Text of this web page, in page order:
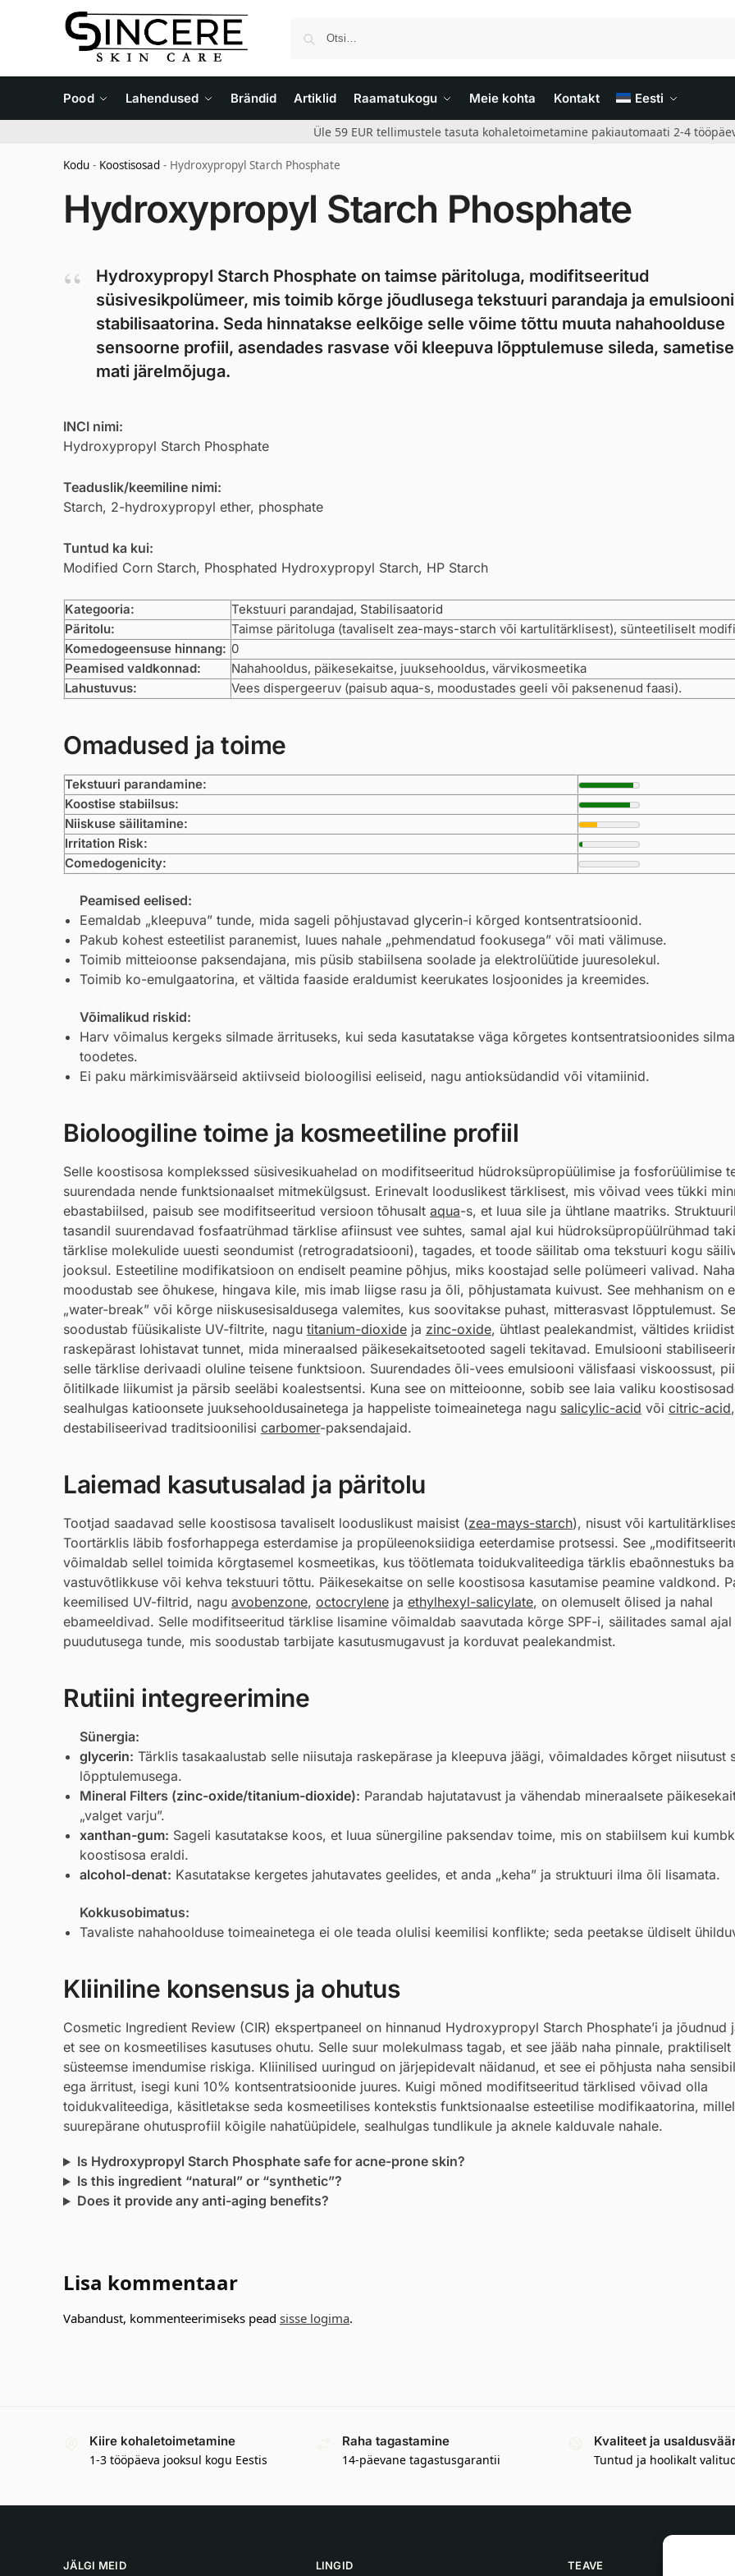
Pood Lahendused Brändid Artiklid Raamatukogu Meie kohta Kontakt Eesti
Üle 59 EUR tellimustele tasuta kohaletoimetamine pakiautomaati 2-4
Kodu - Koostisosad - Hydroxypropyl Starch Phosphate
Hydroxypropyl Starch Phosphate
Hydroxypropyl Starch Phosphate on taimse päritoluga, modifitseeritud
süsivesikpolümeer, mis toimib kõrge jõudlusega tekstuuri parandaja ja emulsiooni
stabilisaatorina. Seda hinnatakse eelkõige selle võime tõttu muuta nahahoolduse
sensoorne profiil, asendades rasvase või kleepuva lõpptulemuse sileda,
mati järelmõjuga.
INCI nimi:
Hydroxypropyl Starch Phosphate
Teaduslik/keemiline nimi:
Starch, 2-hydroxypropyl ether, phosphate
Tuntud ka kui:
Modified Corn Starch, Phosphated Hydroxypropyl Starch, HP Starch
Kategooria: Tekstuuri parandajad, Stabilisaatorid
Päritolu:
Taimse päritoluga (tavaliselt zea-mays-starch või kartulitärklisest), sünteetiliselt
Komedogeensuse hinnang: 0
Peamised valdkonnad:
Nahahooldus, päikesekaitse, juuksehooldus, värvikosmeetika
Lahustuvus:
Vees dispergeeruv (paisub aqua-s, moodustades geeli või paksenenud faasi).
Omadused ja toime
Tekstuuri parandamine:
Koostise stabiilsus:
Niiskuse säilitamine:
Irritation Risk:
Comedogenicity:
Peamised eelised:
Eemaldab „kleepuva” tunde, mida sageli põhjustavad glycerin-i kõrged kontsentratsioonid.
Pakub kohest esteetilist paranemist, luues nahale „pehmendatud fookusega” või mati välimuse.
Toimib mitteioonse paksendajana, mis püsib stabiilsena soolade ja elektrolüütide juuresolekul.
Toimib ko-emulgaatorina, et vältida faaside eraldumist keerukates losjoonides ja kreemides.
Võimalikud riskid:
Harv võimalus kergeks silmade ärrituseks, kui seda kasutatakse väga kõrgetes kontsentratsioonides
toodetes.
Ei paku märkimisväärseid aktiivseid bioloogilisi eeliseid, nagu antioksüdandid või vitamiinid.
Bioloogiline toime ja kosmeetiline profiil
Selle koostisosa komplekssed süsivesikuahelad on modifitseeritud hüdroksüpropüülimise ja fosforüülimise
suurendada nende funktsionaalset mitmekülgsust. Erinevalt looduslikest tärklisest, mis võivad vees tükki
ebastabiilsed, paisub see modifitseeritud versioon tõhusalt aqua-s, et luua sile ja ühtlane maatriks.
tasandil suurendavad fosfaatrühmad tärklise afiinsust vee suhtes, samal ajal kui hüdroksüpropüülrühmad
tärklise molekulide uuesti seondumist (retrogradatsiooni), tagades, et toode säilitab oma tekstuuri kogu
jooksul. Esteetiline modifikatsioon on endiselt peamine põhjus, miks koostajad selle polümeeri valivad.
moodustab see õhukese, hingava kile, mis imab liigse rasu ja õli, põhjustamata kuivust. See mehhanism on
„water-break” või kõrge niiskusesisaldusega valemites, kus soovitakse puhast, mitterasvast lõpptulemust.
soodustab füüsikaliste UV-filtrite, nagu titanium-dioxide ja zinc-oxide, ühtlast pealekandmist, vältides
raskepärast lohistavat tunnet, mida mineraalsed päikesekaitsetooted sageli tekitavad. Emulsiooni
selle tärklise derivaadi oluline teisene funktsioon. Suurendades õli-vees emulsiooni välisfaasi viskoossust,
õlitilkade liikumist ja pärsib seeläbi koalestsentsi. Kuna see on mitteioonne, sobib see laia valiku
sealhulgas katioonsete juuksehooldusainetega ja happeliste toimeainetega nagu salicylic-acid või citric-acid
destabiliseerivad traditsioonilisi carbomer-paksendajaid.
Laiemad kasutusalad ja päritolu
Tootjad saadavad selle koostisosa tavaliselt looduslikust maisist (zea-mays-starch), nisust või
Toortärklis läbib fosforhappega esterdamise ja propüleenoksiidiga eeterdamise protsessi. See
võimaldab sellel toimida kõrgtasemel kosmeetikas, kus töötlemata toidukvaliteediga tärklis ebaõnnestuks
vastuvõtlikkuse või kehva tekstuuri tõttu. Päikesekaitse on selle koostisosa kasutamise peamine valdkond.
keemilised UV-filtrid, nagu avobenzone, octocrylene ja ethylhexyl-salicylate, on olemuselt õlised ja nahal
ebameeldivad. Selle modifitseeritud tärklise lisamine võimaldab saavutada kõrge SPF-i, säilitades samal ajal
puudutusega tunde, mis soodustab tarbijate kasutusmugavust ja korduvat pealekandmist.
Rutiini integreerimine
Sünergia:
glycerin: Tärklis tasakaalustab selle niisutaja raskepärase ja kleepuva jäägi, võimaldades kõrget niisutust
lõpptulemusega.
Mineral Filters (zinc-oxide/titanium-dioxide): Parandab hajutatavust ja vähendab mineraalsete
„valget varju”.
xanthan-gum: Sageli kasutatakse koos, et luua sünergiline paksendav toime, mis on stabiilsem kui
koostisosa eraldi.
alcohol-denat: Kasutatakse kergetes jahutavates geelides, et anda „keha” ja struktuuri ilma õli lisamata.
Kokkusobimatus:
Tavaliste nahahoolduse toimeainetega ei ole teada olulisi keemilisi konflikte; seda peetakse üldiselt
Kliiniline konsensus ja ohutus
Cosmetic Ingredient Review (CIR) ekspertpaneel on hinnanud Hydroxypropyl Starch Phosphate’i ja jõudnud
et see on kosmeetilises kasutuses ohutu. Selle suur molekulmass tagab, et see jääb naha pinnale, praktiliselt
süsteemse imendumise riskiga. Kliinilised uuringud on järjepidevalt näidanud, et see ei põhjusta naha
ega ärritust, isegi kuni 10% kontsentratsioonide juures. Kuigi mõned modifitseeritud tärklised võivad olla
toidukvaliteediga, käsitletakse seda kosmeetilises kontekstis funktsionaalse esteetilise modifikaatorina,
suurepärane ohutusprofiil kõigile nahatüüpidele, sealhulgas tundlikule ja aknele kalduvale nahale.
Is Hydroxypropyl Starch Phosphate safe for acne-prone skin?
Is this ingredient “natural” or “synthetic”?
Does it provide any anti-aging benefits?
Lisa kommentaar
Vabandust, kommenteerimiseks pead sisse logima.
Kiire kohaletoimetamine
1-3 tööpäeva jooksul kogu Eestis
Raha tagastamine
14-päevane tagastusgarantii
Kvaliteet ja
Tuntud ja hoolikalt
JÄLGI MEID LINGID TEAVE